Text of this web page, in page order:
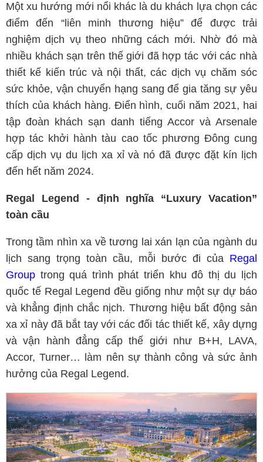
Một xu hướng mới nổi khác là du khách lựa chọn các
điểm đến “liên minh thương hiệu” để được trải
nghiệm dịch vụ theo những cách mới. Nhờ đó mà
nhiều khách sạn trên thế giới đã hợp tác với các nhà
thiết kế kiến trúc và nội thất, các dịch vụ chăm sóc
sức khỏe, vận chuyển hạng sang để gia tăng sự yêu
thích của khách hàng. Điển hình, cuối năm 2021, hai
tập đoàn khách sạn danh tiếng Accor và Arsenale
hợp tác khởi hành tàu cao tốc phương Đông cung
cấp dịch vụ du lịch xa xỉ và nó đã được đặt kín lịch
đến hết năm 2024.
Regal Legend - định nghĩa “Luxury Vacation”
toàn cầu
Trong tầm nhìn xa về tương lai xán lạn của ngành du
lịch sang trọng toàn cầu, mỗi bước đi của Regal
Group trong quá trình phát triển khu đô thị du lịch
quốc tế Regal Legend đều giống như một sự dự báo
và khẳng định chắc nịch. Thương hiệu bất động sản
xa xỉ này đã bắt tay với các đối tác thiết kế, xây dựng
và vận hành đẳng cấp thế giới như B+H, LAVA,
Accor, Turner… làm nên sự thành công và sức ảnh
hưởng của Regal Legend.